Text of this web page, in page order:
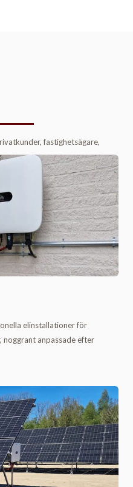
fastighetsägare,
elinstallationer för
anpassade efter